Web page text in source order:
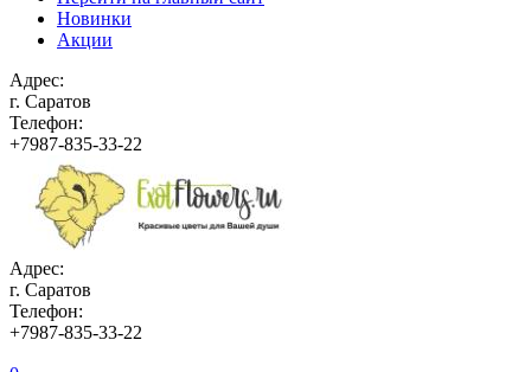
Новинки
Акции
Адрес:
г. Саратов
Телефон:
+7987-835-33-22
Адрес:
г. Саратов
Телефон:
+7987-835-33-22